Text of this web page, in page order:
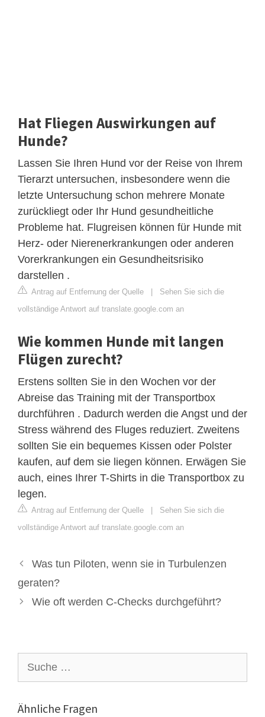
Hat Fliegen Auswirkungen auf
Hunde?
Lassen Sie Ihren Hund vor der Reise von Ihrem
Tierarzt untersuchen, insbesondere wenn die
letzte Untersuchung schon mehrere Monate
zurückliegt oder Ihr Hund gesundheitliche
Probleme hat. Flugreisen können für Hunde mit
Herz- oder Nierenerkrankungen oder anderen
Vorerkrankungen ein Gesundheitsrisiko
darstellen .
Antrag auf Entfernung der Quelle | Sehen Sie sich die
vollständige Antwort auf translate.google.com an
Wie kommen Hunde mit langen
Flügen zurecht?
Erstens sollten Sie in den Wochen vor der
Abreise das Training mit der Transportbox
durchführen . Dadurch werden die Angst und der
Stress während des Fluges reduziert. Zweitens
sollten Sie ein bequemes Kissen oder Polster
kaufen, auf dem sie liegen können. Erwägen Sie
auch, eines Ihrer T-Shirts in die Transportbox zu
legen.
Antrag auf Entfernung der Quelle | Sehen Sie sich die
vollständige Antwort auf translate.google.com an
Was tun Piloten, wenn sie in Turbulenzen
geraten?
Wie oft werden C-Checks durchgeführt?
nach:
Ähnliche Fragen